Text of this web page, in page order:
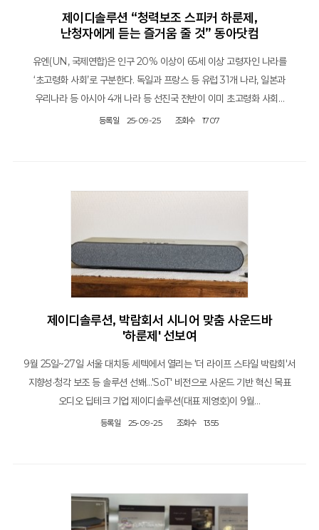
제이디솔루션 “청력보조 스피커 하룬제,
난청자에게 듣는 즐거움 줄 것” 동아닷컴
유엔(UN, 국제연합)은 인구 20% 이상이 65세 이상 고령자인 나라를
‘초고령화 사회’로 구분한다. 독일과 프랑스 등 유럽 31개 나라, 일본과
우리나라 등 아시아 4개 나라 등 선진국 전반이 이미 초고령화 사회…
등록일 25-09-25 조회수 1707
제이디솔루션, 박람회서 시니어 맞춤 사운드바
'하룬제' 선보여
9월 25일~27일 서울 대치동 세텍에서 열리는 '더 라이프 스타일 박람회'서
지향성·청각 보조 등 솔루션 선봬…'SoT' 비전으로 사운드 기반 혁신 목표
오디오 딥테크 기업 제이디솔루션(대표 제영호)이 9월…
등록일 25-09-25 조회수 1355